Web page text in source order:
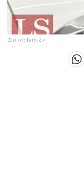
Фото: lsm.kz